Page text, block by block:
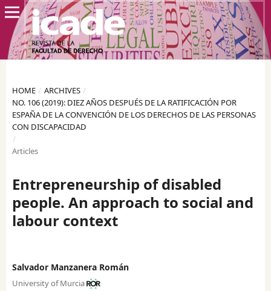
HOME / ARCHIVES /
NO. 106 (2019): DIEZ AÑOS DESPUÉS DE LA RATIFICACIÓN POR
ESPAÑA DE LA CONVENCIÓN DE LOS DERECHOS DE LAS PERSONAS
CON DISCAPACIDAD
/
Articles
Entrepreneurship of disabled
people. An approach to social and
labour context
Salvador Manzanera Román
University of Murcia